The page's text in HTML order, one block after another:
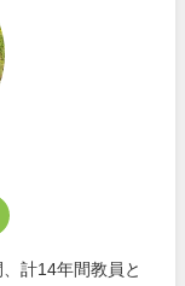
計14年間教員と